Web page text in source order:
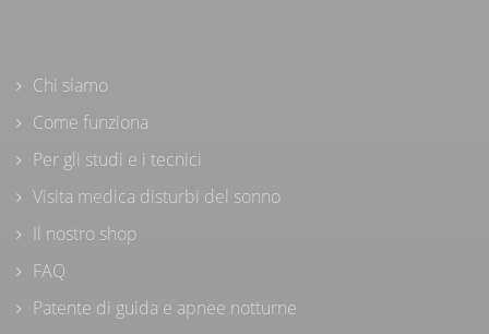
Chi siamo
Come funziona
Per gli studi e i tecnici
Visita medica disturbi del sonno
Il nostro shop
FAQ
Patente di guida e apnee notturne